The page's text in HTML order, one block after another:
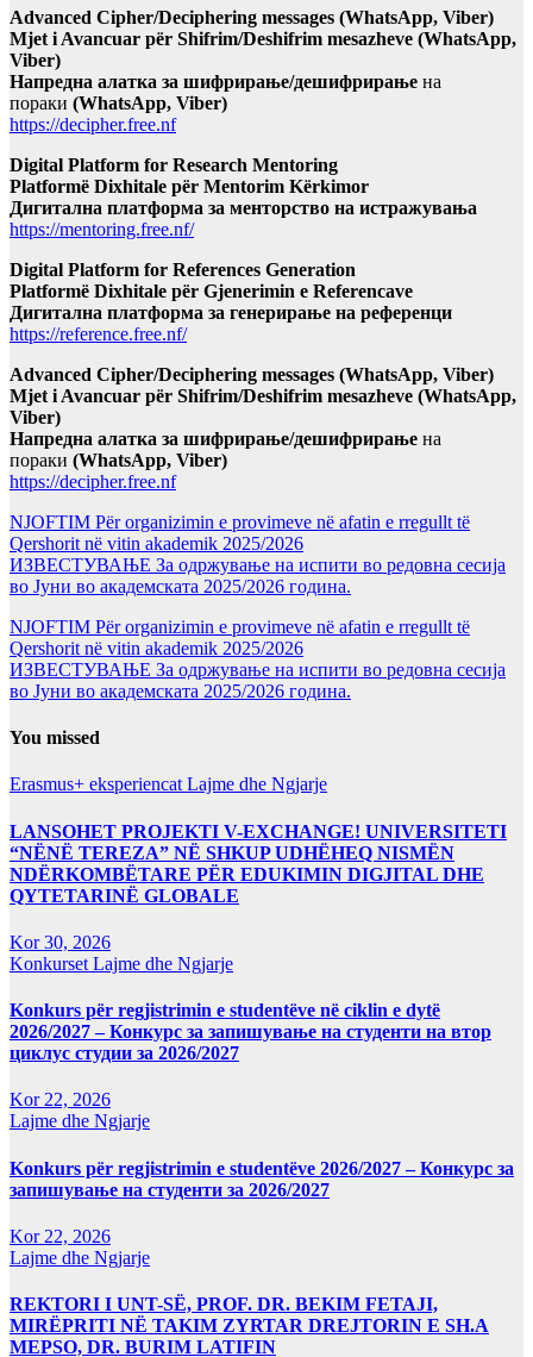
Advanced Cipher/Deciphering messages (WhatsApp, Viber)
Mjet i Avancuar për Shifrim/Deshifrim mesazheve (WhatsApp,
Viber)
Напредна алатка за шифрирање/дешифрирање на
пораки (WhatsApp, Viber)
https://decipher.free.nf
Digital Platform for Research Mentoring
Platformë Dixhitale për Mentorim Kërkimor
Дигитална платформа за менторство на истражувања
https://mentoring.free.nf/
Digital Platform for References Generation
Platformë Dixhitale për Gjenerimin e Referencave
Дигитална платформа за генерирање на референци
https://reference.free.nf/
Advanced Cipher/Deciphering messages (WhatsApp, Viber)
Mjet i Avancuar për Shifrim/Deshifrim mesazheve (WhatsApp,
Viber)
Напредна алатка за шифрирање/дешифрирање на
пораки (WhatsApp, Viber)
https://decipher.free.nf
NJOFTIM Për organizimin e provimeve në afatin e rregullt të
Qershorit në vitin akademik 2025/2026
ИЗВЕСТУВАЊЕ За одржување на испити во редовна сесија
во Јуни во академската 2025/2026 година.
NJOFTIM Për organizimin e provimeve në afatin e rregullt të
Qershorit në vitin akademik 2025/2026
ИЗВЕСТУВАЊЕ За одржување на испити во редовна сесија
во Јуни во академската 2025/2026 година.
You missed
Erasmus+ eksperiencat Lajme dhe Ngjarje
LANSOHET PROJEKTI V-EXCHANGE! UNIVERSITETI
“NËNË TEREZA” NË SHKUP UDHËHEQ NISMËN
NDËRKOMBËTARE PËR EDUKIMIN DIGJITAL DHE
QYTETARINË GLOBALE
Kor 30, 2026
Konkurset Lajme dhe Ngjarje
Konkurs për regjistrimin e studentëve në ciklin e dytë
2026/2027 – Конкурс за запишување на студенти на втор
циклус студии за 2026/2027
Kor 22, 2026
Lajme dhe Ngjarje
Konkurs për regjistrimin e studentëve 2026/2027 – Конкурс за
запишување на студенти за 2026/2027
Kor 22, 2026
Lajme dhe Ngjarje
REKTORI I UNT-SË, PROF. DR. BEKIM FETAJI,
MIRËPRITI NË TAKIM ZYRTAR DREJTORIN E SH.A
MEPSO, DR. BURIM LATIFIN